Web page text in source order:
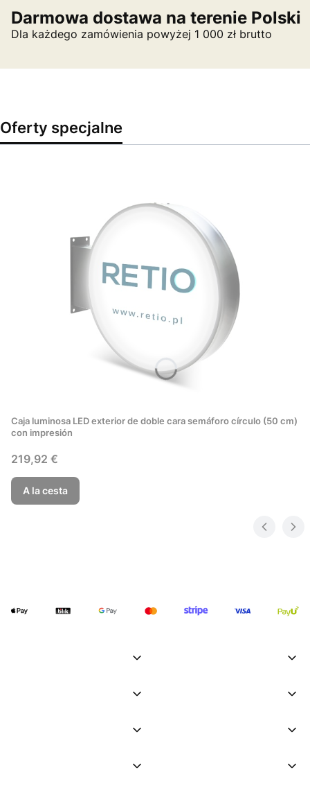
Darmowa dostawa na terenie Polski
Dla każdego zamówienia powyżej 1 000 zł brutto
Oferty specjalne
Caja luminosa LED exterior de doble cara semáforo círculo (50 cm)
con impresión
Precio
219,92 €
A la cesta